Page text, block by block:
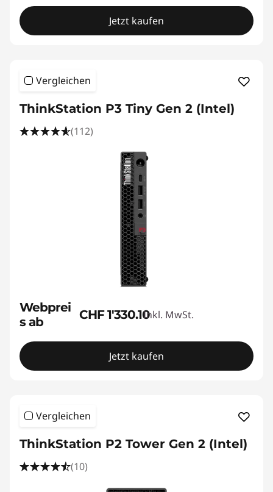
Jetzt kaufen
Vergleichen
ThinkStation P3 Tiny Gen 2 (Intel)
(112)
Webprei
s ab
CHF 1'330.10Inkl. MwSt.
Jetzt kaufen
Vergleichen
ThinkStation P2 Tower Gen 2 (Intel)
(10)